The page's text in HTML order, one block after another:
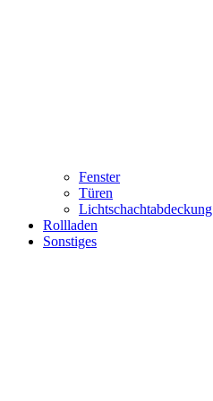
Fenster
Türen
Lichtschachtabdeckung
Rollladen
Sonstiges